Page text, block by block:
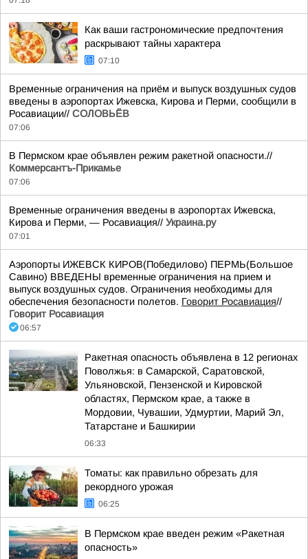
Как ваши гастрономические предпочтения
раскрывают тайны характера
07:10
Временные ограничения на приём и выпуск воздушных судов
введены в аэропортах Ижевска, Кирова и Перми, сообщили в
Росавиации// СОЛОВЬЁВ
07:06
В Пермском крае объявлен режим ракетной опасности.//
Коммерсантъ-Прикамье
07:06
Временные ограничения введены в аэропортах Ижевска,
Кирова и Перми, — Росавиация// Украина.ру
07:01
Аэропорты ИЖЕВСК КИРОВ(Победилово) ПЕРМЬ(Большое
Савино) ВВЕДЕНЫ временные ограничения на прием и
выпуск воздушных судов. Ограничения необходимы для
обеспечения безопасности полетов. Говорит Росавиация//
Говорит Росавиация
06:57
Ракетная опасность объявлена в 12 регионах
Поволжья: в Самарской, Саратовской,
Ульяновской, Пензенской и Кировской
областях, Пермском крае, а также в
Мордовии, Чувашии, Удмуртии, Марий Эл,
Татарстане и Башкирии
06:33
Томаты: как правильно обрезать для
рекордного урожая
06:25
В Пермском крае введен режим «Ракетная
опасность»